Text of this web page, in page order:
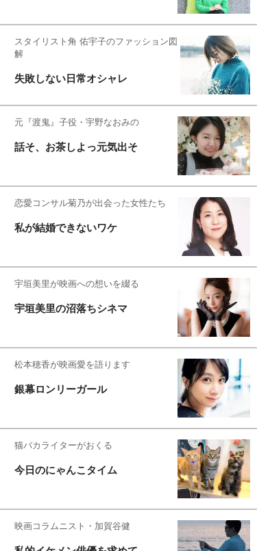
スタイリスト角 佑宇子のファッション図
解
失敗しない日常オシャレ
元『渡鬼』子役・宇野なおみの
話そ、お茶しよっ元気出そ
恋愛コンサル菊乃が出会った女性たち
私が結婚できないワケ
宇垣美里が映画への想いを綴る
宇垣美里の沼落ちシネマ
松本穂香が映画愛を語ります
銀幕ロンリーガール
猫バカライターがおくる
今日のにゃんこタイム
映画コラムニスト・加賀谷健